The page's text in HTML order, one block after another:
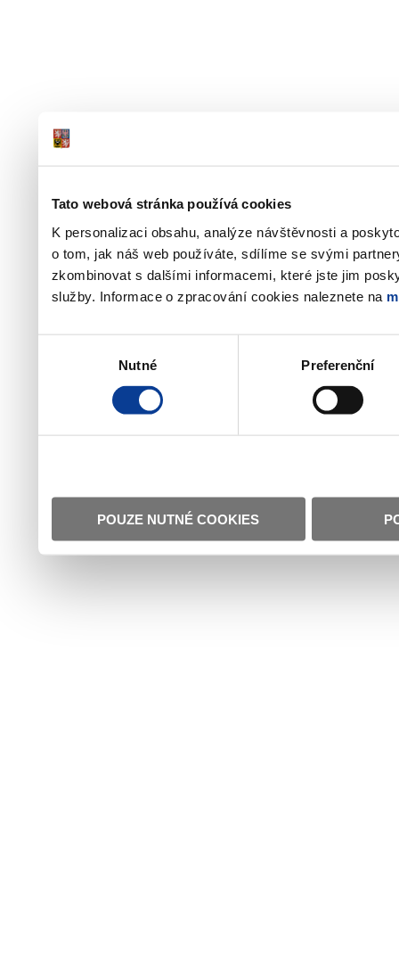
Tato webová stránka používá cookies
K personalizaci obsahu, analýze návštěvnosti a
o tom, jak náš web používáte, sdílíme se svými
zkombinovat s dalšími informacemi, které jste jim
služby. Informace o zpracování cookies naleznete na
Nutné Preferenční
POUZE NUTNÉ COOKIES